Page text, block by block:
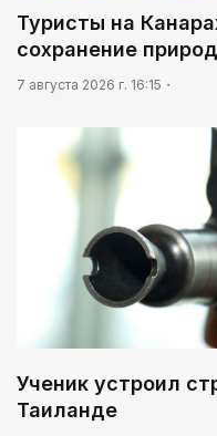
Туристы на
сохранение
7 августа 2026 г. 16:15
Ученик устроил
Таиланде